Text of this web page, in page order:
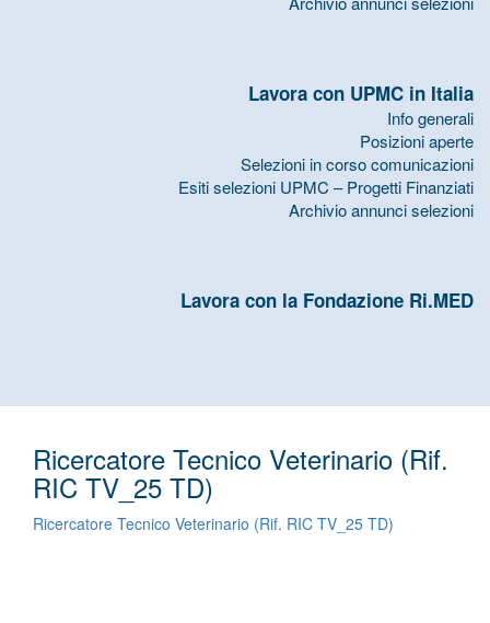
Lavora con UPMC in Italia
Info generali
Posizioni aperte
Selezioni in corso comunicazioni
Esiti selezioni UPMC – Progetti Finanziati
Archivio annunci selezioni
Lavora con la Fondazione Ri.MED
Ricercatore Tecnico Veterinario (Rif.
RIC TV_25 TD)
Ricercatore Tecnico Veterinario (Rif. RIC TV_25 TD)